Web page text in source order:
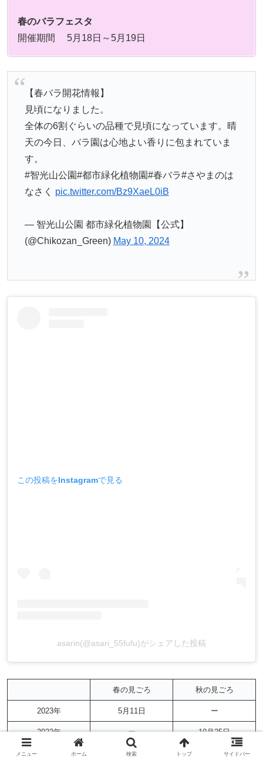
春のバラフェスタ
開催期間 5月18日～5月19日
【春バラ開花情報】
見頃になりました。
全体の6割ぐらいの品種で見頃になっています。晴
天の今日、バラ園は心地よい香りに包まれていま
す。
#智光山公園#都市緑化植物園#春バラ#さやまのは
なさく pic.twitter.com/Bz9XaeL0iB
— 智光山公園 都市緑化植物園【公式】
(@Chikozan_Green) May 10, 2024
この投稿をInstagramで見る
asarin(@asari_55fufu)がシェアした投稿
春の見ごろ 秋の見ごろ
2023年 5月11日 ー
2022年 ー 10月25日
2021年 ー 10月23日
メニュー ホーム 検索 トップ サイドバー